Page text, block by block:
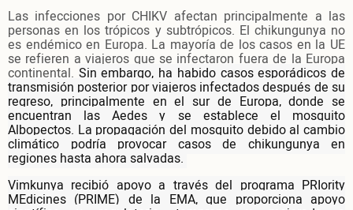
Las infecciones por CHIKV afectan principalmente a las
personas en los trópicos y subtrópicos. El chikungunya no
es endémico en Europa. La mayoría de los casos en la UE
se refieren a viajeros que se infectaron fuera de la Europa
continental. Sin embargo, ha habido casos esporádicos de
transmisión posterior por viajeros infectados después de su
regreso, principalmente en el sur de Europa, donde se
encuentran las Aedes y se establece el mosquito
Albopectos. La propagación del mosquito debido al cambio
climático podría provocar casos de chikungunya en
regiones hasta ahora salvadas.
Vimkunya recibió apoyo a través del programa PRIority
MEdicines (PRIME) de la EMA, que proporciona apoyo